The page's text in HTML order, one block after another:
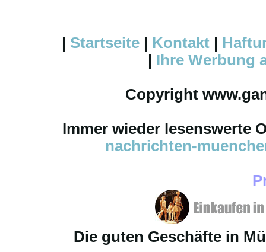
Startseite Kontakt
Ihre Werbung
Copyright
Immer wieder lesenswerte
nachrichten-
Die guten Geschäfte in